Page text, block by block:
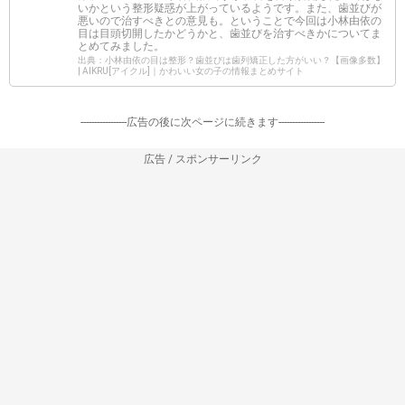
いかという整形疑惑が上がっているようです。また、歯並びが
悪いので治すべきとの意見も。ということで今回は小林由依の
目は目頭切開したかどうかと、歯並びを治すべきかについてま
とめてみました。
出典：小林由依の目は整形？歯並びは歯列矯正した方がいい？【画像多数】
| AIKRU[アイクル]｜かわいい女の子の情報まとめサイト
-----------------広告の後に次ページに続きます-----------------
広告 / スポンサーリンク